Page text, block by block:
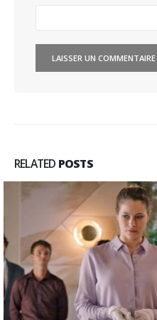
RELATED POSTS
01
Laurent Cartier à
"Dans le cadre du 1er
Lire la suite
SEARCH